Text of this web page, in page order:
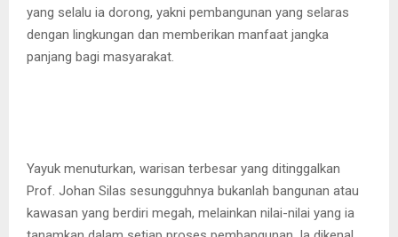
yang selalu ia dorong, yakni pembangunan yang selaras
dengan lingkungan dan memberikan manfaat jangka
panjang bagi masyarakat.
Yayuk menuturkan, warisan terbesar yang ditinggalkan
Prof. Johan Silas sesungguhnya bukanlah bangunan atau
kawasan yang berdiri megah, melainkan nilai-nilai yang ia